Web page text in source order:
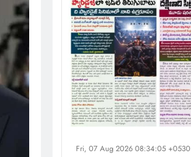
Fri, 07 Aug 2026 08:34:05 +0530